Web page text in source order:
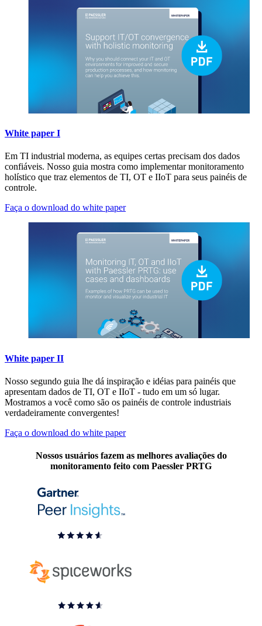
White paper I
Em TI industrial moderna, as equipes certas precisam dos dados
confiáveis. Nosso guia mostra como implementar monitoramento
holístico que traz elementos de TI, OT e IIoT para seus painéis de
controle.
Faça o download do white paper
White paper II
Nosso segundo guia lhe dá inspiração e idéias para painéis que
apresentam dados de TI, OT e IIoT - tudo em um só lugar.
Mostramos a você como são os painéis de controle industriais
verdadeiramente convergentes!
Faça o download do white paper
Nossos usuários fazem as melhores avaliações do
monitoramento feito com Paessler PRTG